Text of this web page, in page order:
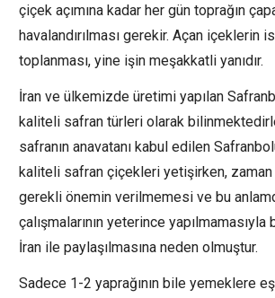
çiçek açımına kadar her gün toprağın
havalandırılması gerekir. Açan içeklerin
toplanması, yine işin meşakkatli yanıdır.
İran ve ülkemizde üretimi yapılan
kaliteli safran türleri olarak
safranın anavatanı kabul edilen
kaliteli safran çiçekleri yetişirken,
gerekli önemin verilmemesi ve bu
çalışmalarının yeterince
İran ile paylaşılmasına neden olmuştur.
Sadece 1-2 yaprağının bile yemeklere